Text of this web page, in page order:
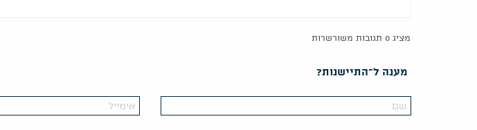
מציג 0 תגובות משורשרות
מענה ל־התיישנות?